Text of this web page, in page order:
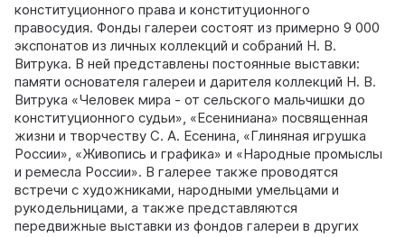
конституционного права и конституционного
правосудия. Фонды галереи состоят из примерно 9 000
экспонатов из личных коллекций и собраний Н. В.
Витрука. В ней представлены постоянные выставки:
памяти основателя галереи и дарителя коллекций Н. В.
Витрука «Человек мира - от сельского мальчишки до
конституционного судьи», «Есениниана» посвященная
жизни и творчеству С. А. Есенина, «Глиняная игрушка
России», «Живопись и графика» и «Народные промыслы
и ремесла России». В галерее также проводятся
встречи с художниками, народными умельцами и
рукодельницами, а также представляются
передвижные выставки из фондов галереи в других